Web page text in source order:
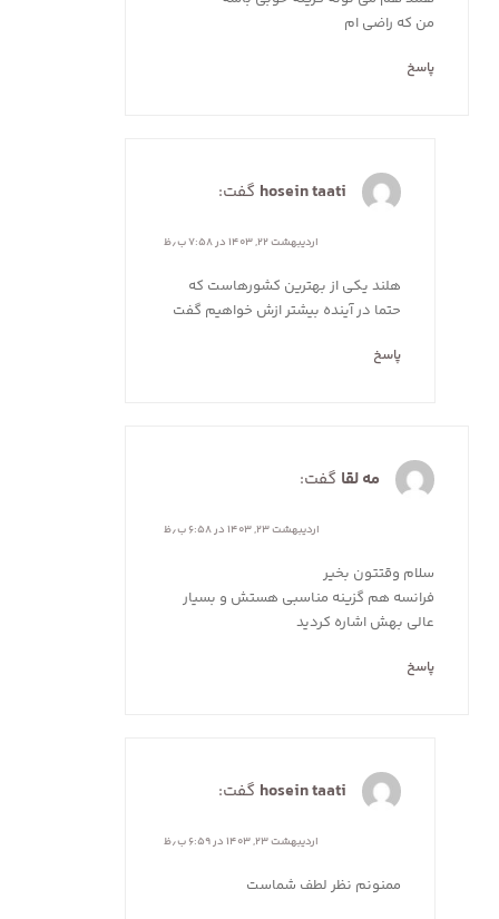
من که راضی ام
پاسخ
hosein taati گفت:
اردیبهشت ۲۲, ۱۴۰۳ در ۷:۵۸ ب٫ظ
هلند یکی از بهترین کشورهاست که
حتما در آینده بیشتر ازش خواهیم گفت
پاسخ
مه لقا گفت:
اردیبهشت ۲۳, ۱۴۰۳ در ۶:۵۸ ب٫ظ
سلام وقتتون بخیر
فرانسه هم گزینه مناسبی هستش و بسیار
عالی بهش اشاره کردید
پاسخ
hosein taati گفت:
اردیبهشت ۲۳, ۱۴۰۳ در ۶:۵۹ ب٫ظ
ممنونم نظر لطف شماست